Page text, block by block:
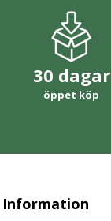
30 dagar
öppet köp
Information